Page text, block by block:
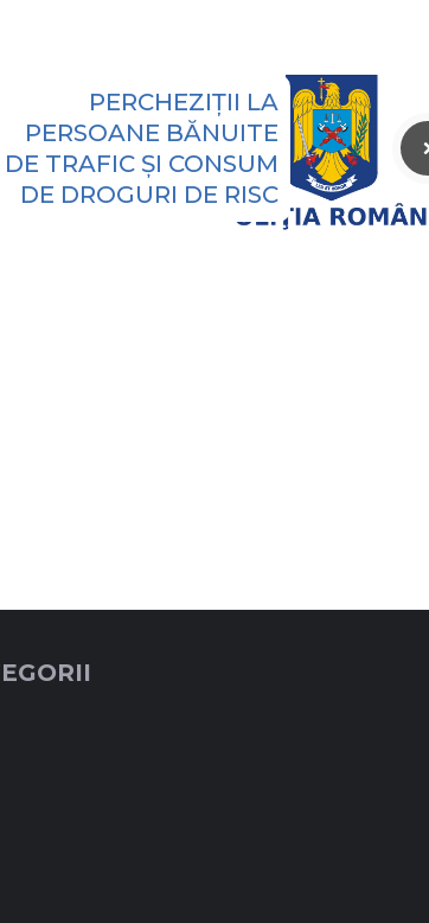
PERCHEZIŢII LA
PERSOANE BĂNUITE
DE TRAFIC ŞI CONSUM
DE DROGURI DE RISC